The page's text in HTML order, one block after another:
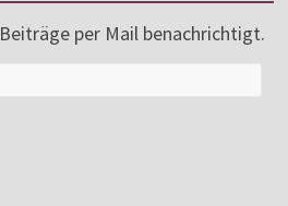
per Mail benachrichtigt.